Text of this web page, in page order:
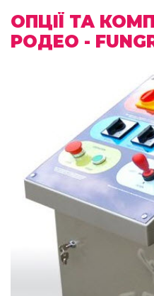
ОПЦІЇ ТА
РОДЕО -